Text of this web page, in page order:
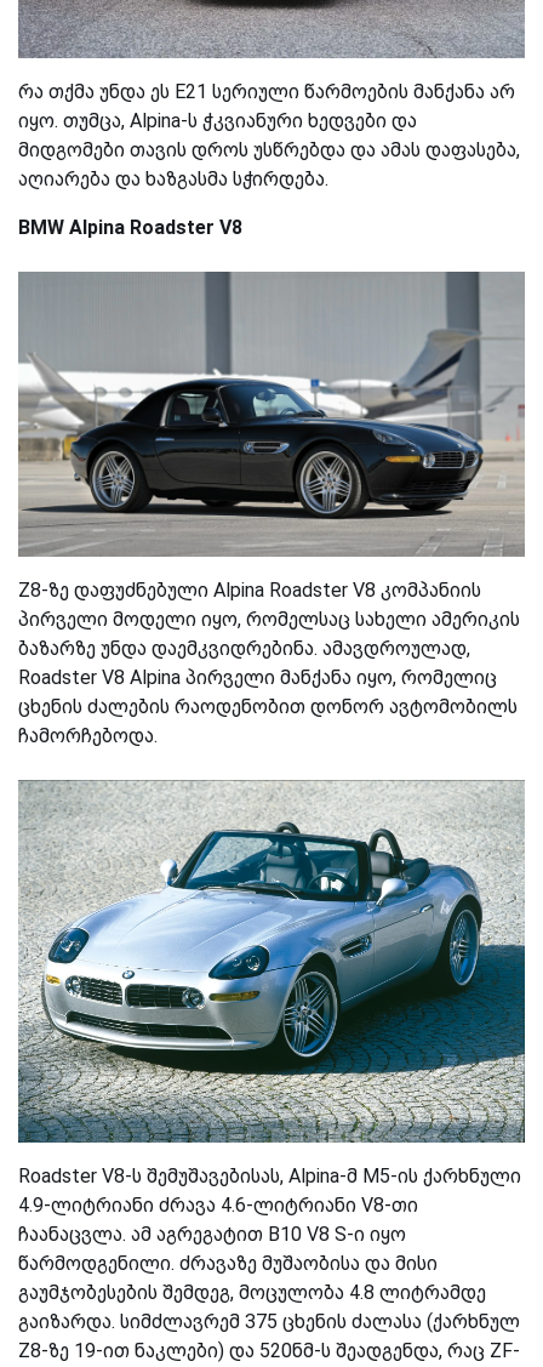
რა თქმა უნდა ეს E21 სერიული წარმოების მანქანა არ
იყო. თუმცა, Alpina-ს ჭკვიანური ხედვები და
მიდგომები თავის დროს უსწრებდა და ამას დაფასება,
აღიარება და ხაზგასმა სჭირდება.
BMW Alpina Roadster V8
Z8-ზე დაფუძნებული Alpina Roadster V8 კომპანიის
პირველი მოდელი იყო, რომელსაც სახელი ამერიკის
ბაზარზე უნდა დაემკვიდრებინა. ამავდროულად,
Roadster V8 Alpina პირველი მანქანა იყო, რომელიც
ცხენის ძალების რაოდენობით დონორ ავტომობილს
ჩამორჩებოდა.
Roadster V8-ს შემუშავებისას, Alpina-მ M5-ის ქარხნული
4.9-ლიტრიანი ძრავა 4.6-ლიტრიანი V8-თი
ჩაანაცვლა. ამ აგრეგატით B10 V8 S-ი იყო
წარმოდგენილი. ძრავაზე მუშაობისა და მისი
გაუმჯობესების შემდეგ, მოცულობა 4.8 ლიტრამდე
გაიზარდა. სიმძლავრემ 375 ცხენის ძალასა (ქარხნულ
Z8-ზე 19-ით ნაკლები) და 520ნმ-ს შეადგენდა, რაც ZF-